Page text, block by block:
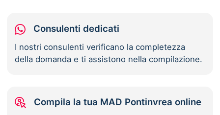
Consulenti dedicati
I nostri consulenti verificano la completezza
della domanda e ti assistono nella compilazione.
Compila la tua MAD Pontinvrea online